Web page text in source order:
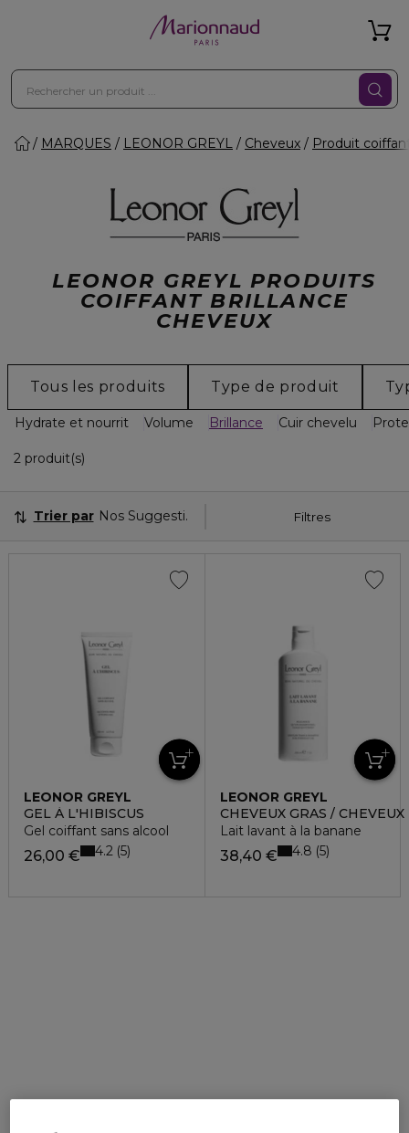
MARQUES LEONOR GREYL Cheveux Produit
LEONOR GREYL PRODUITS
COIFFANT BRILLANCE
CHEVEUX
Tous les produits Type de produit
Hydrate et nourrit Volume Brillance Cuir chevelu
2 produit(s)
Filtres
Trier par Nos Suggestions
LEONOR GREYL
GEL À L'HIBISCUS
Gel coiffant sans alcool
26,00 € 4.2 5
LEONOR GREYL
CHEVEUX GRAS /
Lait lavant à la banane
38,40 € 4.8 5